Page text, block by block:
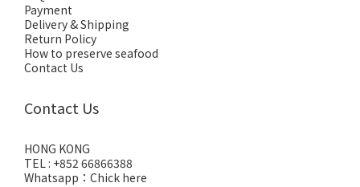
Payment
Delivery & Shipping
Return Policy
How to preserve seafood
Contact Us
Contact Us
HONG KONG
TEL : +852 66866388
Whatsapp： Chick here